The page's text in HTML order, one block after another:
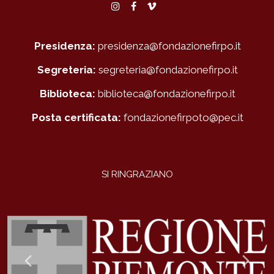
Instagram
Facebook
Vimeo
Presidenza: presidenza@fondazionefirpo.it
Segreteria: segreteria@fondazionefirpo.it
Biblioteca: biblioteca@fondazionefirpo.it
Posta certificata: fondazionefirpoto@pec.it
SI RINGRAZIANO
Previous